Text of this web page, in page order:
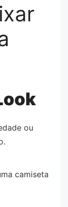
ou
camiseta